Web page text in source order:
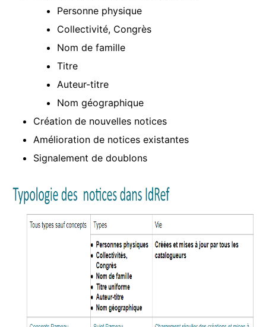
Personne physique
Collectivité, Congrès
Nom de famille
Titre
Auteur-titre
Nom géographique
Création de nouvelles notices
Amélioration de notices existantes
Signalement de doublons